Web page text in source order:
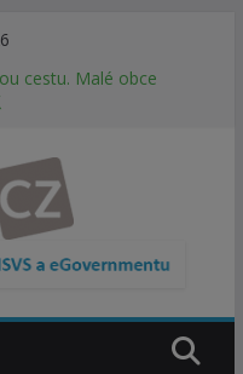
po ruce. SMS ČR spouští
cestu. Malé obce
služeb
řízení
provozu
a řízení ICT
jednání